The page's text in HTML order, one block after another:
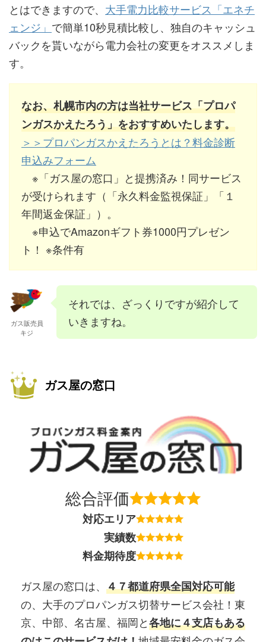
とはできますので、 大手電力比較サービス「エネチ
ェンジ」 で簡単10秒見積比較し、独自のキャッシュ
バックを貰いながら電力会社の変更をオススメしま
す。
なお、札幌市内の方は当社サービス「プロパ
ンガスかえたろう」をおすすめいたします。
＞＞プロパンガスかえたろうとは？料金診断
申込みフォーム
※「ガス屋の窓口」と提携済み！同サービス
が受けられます（「永久料金監視保証」「１
年間返金保証」）。
※申込でAmazonギフト券1000円プレゼン
ト！ ※条件有
ガス販売員
キジ
それでは、ざっくりですが紹介して
いきますね。
ガス屋の窓口
総合評価
対応エリア
実績数
料金期待度
ガス屋の窓口は、 ４７都道府県全国対応可能
の、大手のプロパンガス切替サービス会社！東
京、中部、名古屋、福岡と各地に４支店もある